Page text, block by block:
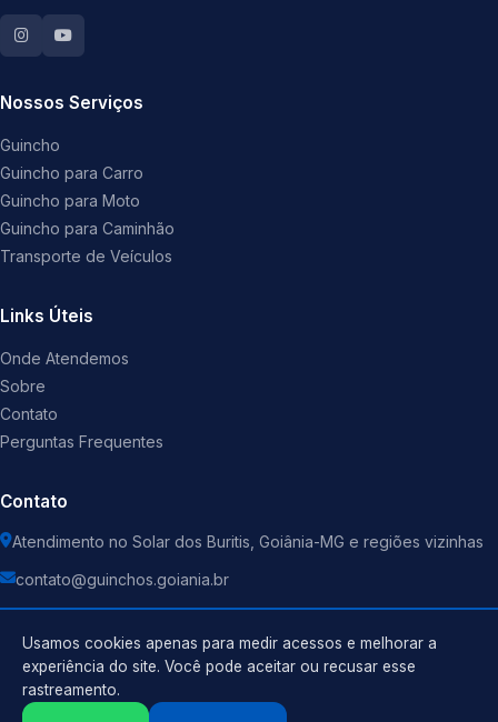
Nossos Serviços
Guincho
Guincho para Carro
Guincho para Moto
Guincho para Caminhão
Transporte de Veículos
Links Úteis
Onde Atendemos
Sobre
Contato
Perguntas Frequentes
Contato
Atendimento no Solar dos Buritis, Goiânia-MG e regiões vizinhas
contato@guinchos.goiania.br
Usamos cookies apenas para medir acessos e melhorar a
experiência do site. Você pode aceitar ou recusar esse
rastreamento.